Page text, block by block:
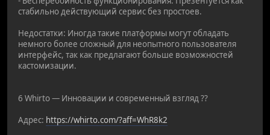
стабильно действующий сервис без простоев.
Недостатки: Иногда такие платформы могут обладать
немного более сложный для неопытного пользователя
интерфейс, так как предлагают больше возможностей
кастомизации.
6 Whirto — Инновации и современный взгляд ??
Адрес: https://whirto.com/?aff=WhR8k2